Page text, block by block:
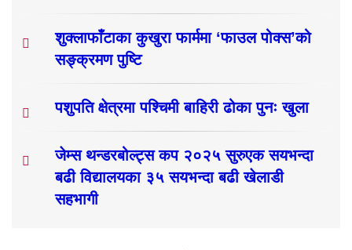
शुक्लाफाँटाका कुखुरा फार्ममा ‘फाउल पोक्स’को
सङ्क्रमण पुष्टि
पशुपति क्षेत्रमा पश्चिमी बाहिरी ढोका पुनः खुला
जेम्स थन्डरबोल्ट्स कप २०२५ सुरुएक सयभन्दा
बढी विद्यालयका ३५ सयभन्दा बढी खेलाडी
सहभागी